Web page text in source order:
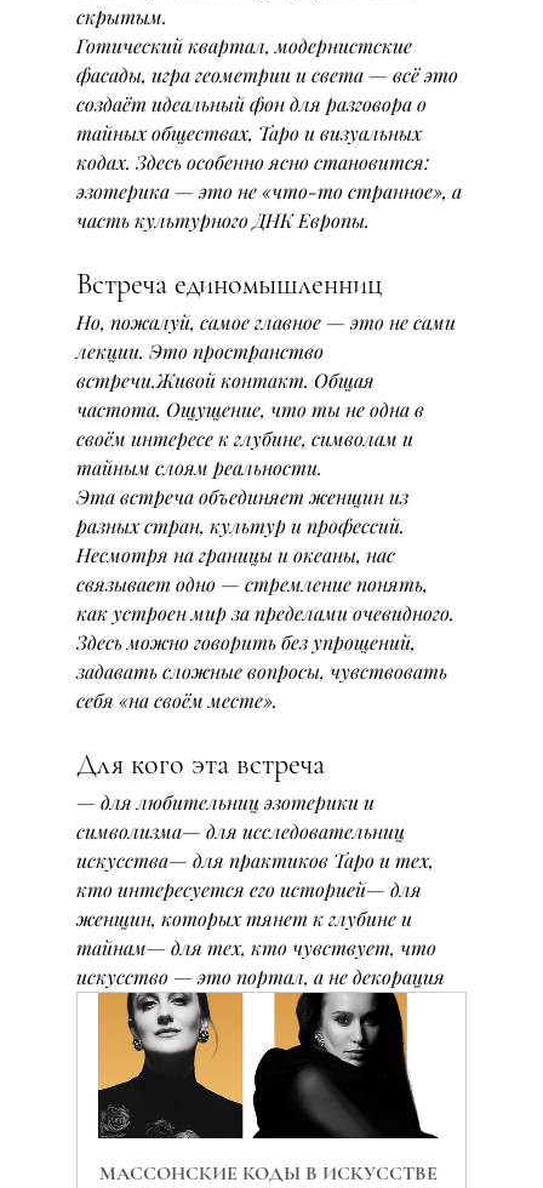
скрытым.
Готический квартал, модернистские
фасады, игра геометрии и света — всё это
создаёт идеальный фон для разговора о
тайных обществах, Таро и визуальных
кодах. Здесь особенно ясно становится:
эзотерика — это не «что-то странное», а
часть культурного ДНК Европы.
Встреча единомышленниц
Но, пожалуй, самое главное — это не сами
лекции. Это пространство
встречи.Живой контакт. Общая
частота. Ощущение, что ты не одна в
своём интересе к глубине, символам и
тайным слоям реальности.
Эта встреча объединяет женщин из
разных стран, культур и профессий.
Несмотря на границы и океаны, нас
связывает одно — стремление понять,
как устроен мир за пределами очевидного.
Здесь можно говорить без упрощений,
задавать сложные вопросы, чувствовать
себя «на своём месте».
Для кого эта встреча
— для любительниц эзотерики и
символизма— для исследовательниц
искусства— для практиков Таро и тех,
кто интересуется его историей— для
женщин, которых тянет к глубине и
тайнам— для тех, кто чувствует, что
искусство — это портал, а не декорация
МАССОНСКИЕ КОДЫ В ИСКУССТВЕ